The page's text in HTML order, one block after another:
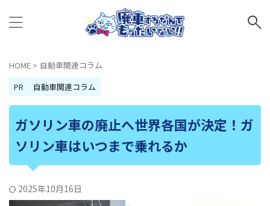
HOME > 自動車関連コラム
PR
自動車関連コラム
ガソリン車の廃止へ世界各国が決定！ガ
ソリン車はいつまで乗れるか
2025年10月16日